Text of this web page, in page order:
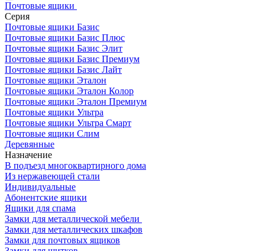
Почтовые ящики
Серия
Почтовые ящики Базис
Почтовые ящики Базис Плюс
Почтовые ящики Базис Элит
Почтовые ящики Базис Премиум
Почтовые ящики Базис Лайт
Почтовые ящики Эталон
Почтовые ящики Эталон Колор
Почтовые ящики Эталон Премиум
Почтовые ящики Ультра
Почтовые ящики Ультра Смарт
Почтовые ящики Слим
Деревянные
Назначение
В подъезд многоквартирного дома
Из нержавеющей стали
Индивидуальные
Абонентские ящики
Ящики для спама
Замки для металлической мебели
Замки для металлических шкафов
Замки для почтовых ящиков